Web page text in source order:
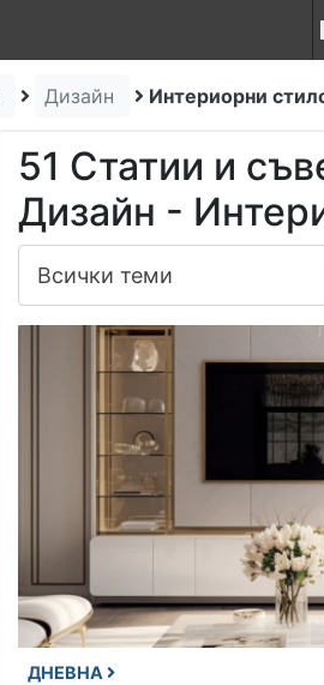
Дизайн Интериорни
51 Статии и
Дизайн -
ДНЕВНА